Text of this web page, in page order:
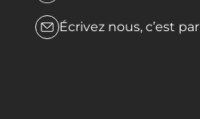
Écrivez nous, c’est par